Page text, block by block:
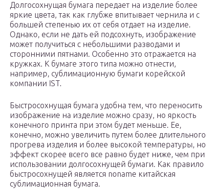
Долгосохнущая бумага передает на изделие более
яркие цвета, так как глубже впитывает чернила и с
большей степенью их от себя отдает на изделие.
Однако, если не дать ей подсохнуть, изображение
может получиться с небольшими разводами и
сторонними пятнами. Особенно это отражается на
кружках. К бумаге этого типа можно отнести,
например, сублимационную бумаги корейской
компании IST.
Быстросохнущая бумага удобна тем, что переносить
изображение на изделие можно сразу, но яркость
конечного принта при этом будет меньше. Ее,
конечно, можно увеличить путем более длительного
прогрева изделия и более высокой температуры, но
эффект скорее всего все равно будет ниже, чем при
использовании долгосохнущей бумаги. Как правило
быстросохнущей является noname китайская
сублимационная бумага.